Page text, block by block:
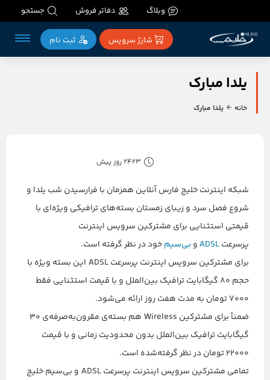
وبلاگ دفاتر فروش جستجو
شارژ سرویس ثبت‌ نام
یلدا مبارک
خانه یلدا مبارک
2423 روز پیش
شبکه اینترنت خلیج فارس آنلاین همزمان با فرارسیدن شب یلدا و
شروع فصل سرد و زیبای زمستان بسته‌های ترافیکی ویژه‌ای با
قیمتی استثنایی برای مشترکین سرویس اینترنت
پرسرعتADSLو بی‌سیمخود در نظر گرفته است.
برای مشترکین سرویس اینترنت پرسرعت ADSL این بسته ویژه با
حجم ۸۰ گیگابایت ترافیک بین‌الملل و با قیمت استثنایی فقط
۷۰۰۰ تومان به مدت هفت روز ارائه می‌شود.
ضمناً برای مشترکین Wireless هم بسته‌ی مقرون‌به‌صرفه‌ی ۳۰
گیگابایت ترافیک بین‌الملل بدون محدودیت زمانی و با قیمت
۲۲۰۰۰ تومان در نظر گرفته‌شده است.
تمامی مشترکین سرویس اینترنت پرسرعت ADSL و بی‌سیم خلیج